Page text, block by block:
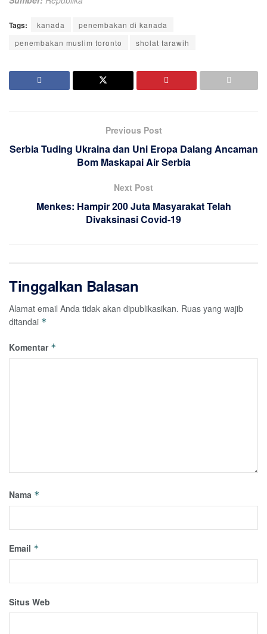
Tags: kanada
penembakan di kanada
penembakan muslim toronto
sholat tarawih
Previous Post
Serbia Tuding Ukraina dan Uni Eropa Dalang Ancaman
Bom Maskapai Air Serbia
Next Post
Menkes: Hampir 200 Juta Masyarakat Telah
Divaksinasi Covid-19
Tinggalkan Balasan
Alamat email Anda tidak akan dipublikasikan. Ruas yang wajib
ditandai *
Komentar *
Nama *
Email *
Situs Web